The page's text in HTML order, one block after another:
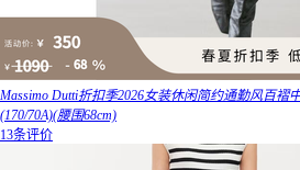
Massimo Dutti折扣季2026女装休闲简约通勤风百褶
(170/70A)(腰围68cm)
13条评价